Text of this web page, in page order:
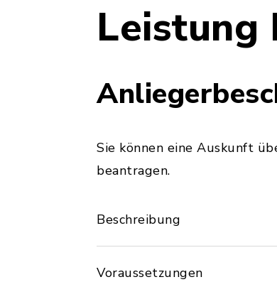
Leistung
Sie können eine Auskunft
beantragen.
Beschreibung
Voraussetzungen